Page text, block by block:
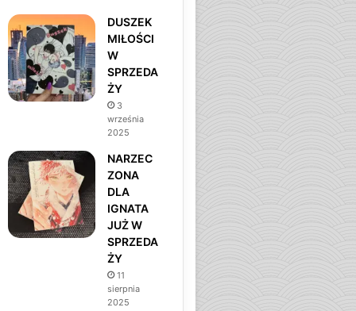
DUSZEK
MIŁOŚCI
W
SPRZEDA
ŻY
3
września
2025
NARZEC
ZONA
DLA
IGNATA
JUŻ W
SPRZEDA
ŻY
11
sierpnia
2025